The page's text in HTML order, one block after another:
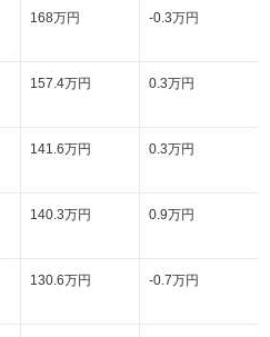
168万円 -0.3万円
157.4万円 0.3万円
141.6万円 0.3万円
140.3万円 0.9万円
130.6万円 -0.7万円